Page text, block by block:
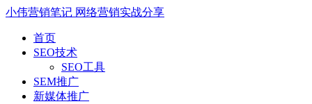
小伟营销笔记 网络营销实战分享
首页
SEO技术
SEO工具
SEM推广
新媒体推广